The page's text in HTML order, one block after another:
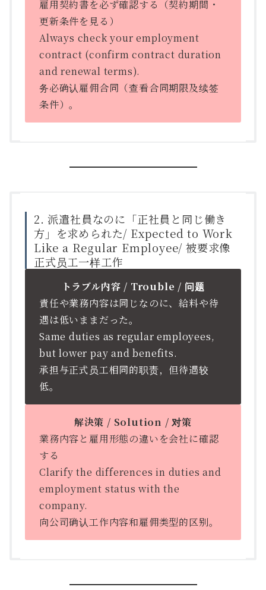
雇用契約書を必ず確認する（契約期間・
更新条件を見る）
Always check your employment
contract (confirm contract duration
and renewal terms).
务必确认雇佣合同（查看合同期限及续签
条件）。
2. 派遣社員なのに「正社員と同じ働き
方」を求められた/ Expected to Work
Like a Regular Employee/ 被要求像
正式员工一样工作
トラブル内容 / Trouble / 问题
責任や業務内容は同じなのに、給料や待
遇は低いままだった。
Same duties as regular employees,
but lower pay and benefits.
承担与正式员工相同的职责，但待遇较
低。
解決策 / Solution / 对策
業務内容と雇用形態の違いを会社に確認
する
Clarify the differences in duties and
employment status with the
company.
向公司确认工作内容和雇佣类型的区别。